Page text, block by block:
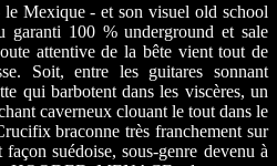
Mexique - et son visuel old school
garanti 100 % underground et sale
attentive de la bête vient tout de
Soit, entre les guitares sonnant
qui barbotent dans les viscères, un
caverneux clouant le tout dans le
braconne très franchement sur
suédoise, sous-genre devenu à